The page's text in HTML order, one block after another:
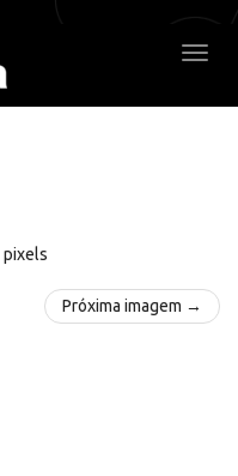
pixels
Próxima imagem →